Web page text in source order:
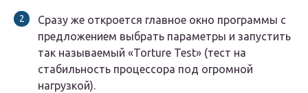
Сразу же откроется главное окно программы с
предложением выбрать параметры и запустить
так называемый «Torture Test» (тест на
стабильность процессора под огромной
нагрузкой).